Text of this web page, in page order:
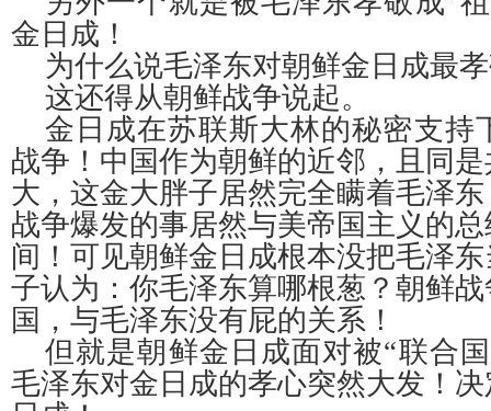
金日成！
为什么说毛泽东对朝鲜金日成最
这还得从朝鲜战争说起。
金日成在苏联斯大林的秘密支持
战争！中国作为朝鲜的近邻，且同
大，这金大胖子居然完全瞒着毛泽
战争爆发的事居然与美帝国主义的
间！可见朝鲜金日成根本没把毛泽
子认为：你毛泽东算哪根葱？朝鲜
国，与毛泽东没有屁的关系！
但就是朝鲜金日成面对被“联合
毛泽东对金日成的孝心突然大发！